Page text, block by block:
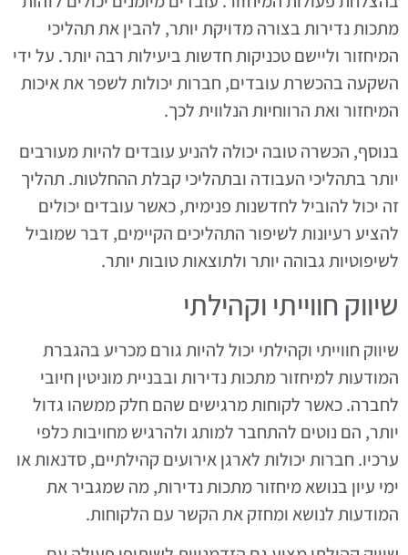
מתכות נדירות בצורה מדויקת יותר, להבין את תהליכי
המיחזור וליישם טכניקות חדשות ביעילות רבה יותר. על ידי
השקעה בהכשרת עובדים, חברות יכולות לשפר את איכות
המיחזור ואת הרווחיות הנלווית לכך.
בנוסף, הכשרה טובה יכולה להניע עובדים להיות מעורבים
יותר בתהליכי העבודה ובתהליכי קבלת ההחלטות. תהליך
זה יכול להוביל לחדשנות פנימית, כאשר עובדים יכולים
להציע רעיונות לשיפור התהליכים הקיימים, דבר שמוביל
לשיפוטיות גבוהה יותר ולתוצאות טובות יותר.
שיווק חווייתי וקהילתי
שיווק חווייתי וקהילתי יכול להיות גורם מכריע בהגברת
המודעות למיחזור מתכות נדירות ובבניית מוניטין חיובי
לחברה. כאשר לקוחות מרגישים שהם חלק ממשהו גדול
יותר, הם נוטים להתחבר למותג ולהרגיש מחויבות כלפי
ערכיו. חברות יכולות לארגן אירועים קהילתיים, סדנאות או
ימי עיון בנושא מיחזור מתכות נדירות, מה שמגביר את
המודעות לנושא ומחזק את הקשר עם הלקוחות.